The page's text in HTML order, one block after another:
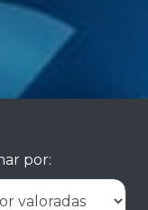
por: